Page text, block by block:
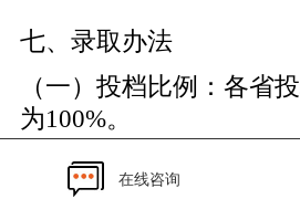
七、录取办法
（一）投档比例：各省
为100%。
（二）体检要求：按照
部、中国残疾人联合会
在线咨询